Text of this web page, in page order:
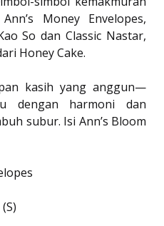
Money Envelopes,
So dan Classic Nastar,
Honey Cake.
kasih yang anggun—
dengan harmoni dan
subur. Isi Ann’s Bloom